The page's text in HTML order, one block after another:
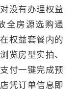
没有办理权益
全房源选购通
权益套餐内的
览房型实拍、
付一键完成预
凭订单信息即